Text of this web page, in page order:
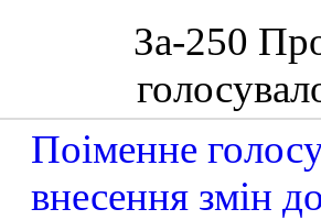
За-250
Поіменне
внесення змін